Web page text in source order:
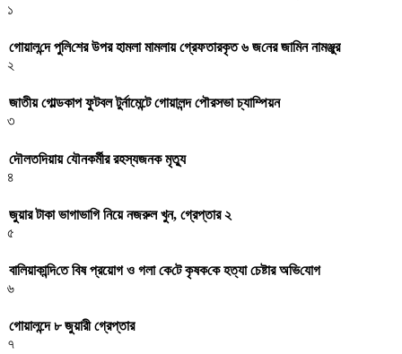
১
গোয়াল‌ন্দে পু‌লি‌শের উপর হামলা মামলায় গ্রেফতারকৃত ৬ জ‌নের জা‌মিন নামঞ্জুর
২
জাতীয় গোল্ডকাপ ফুটবল টুর্নামেন্টে গোয়ালন্দ পৌরসভা চ্যাম্পিয়ন
৩
দৌলতদিয়ায় যৌনকর্মীর রহস্যজনক মৃত্যু
৪
জুয়ার টাকা ভাগাভাগি নিয়ে নজরুল খুন, গ্রেপ্তার ২
৫
বা‌লিয়াকা‌ন্দি‌তে বিষ প্রয়োগ ও গলা কে‌টে কৃষক‌কে হত্যা চেষ্টার অ‌ভি‌যোগ
৬
গোয়ালন্দে ৮ জুয়ারী গ্রেপ্তার
৭